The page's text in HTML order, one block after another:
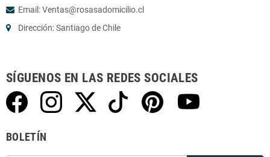
Email: Ventas@rosasadomicilio.cl
Dirección: Santiago de Chile
SÍGUENOS EN LAS REDES SOCIALES
BOLETÍN